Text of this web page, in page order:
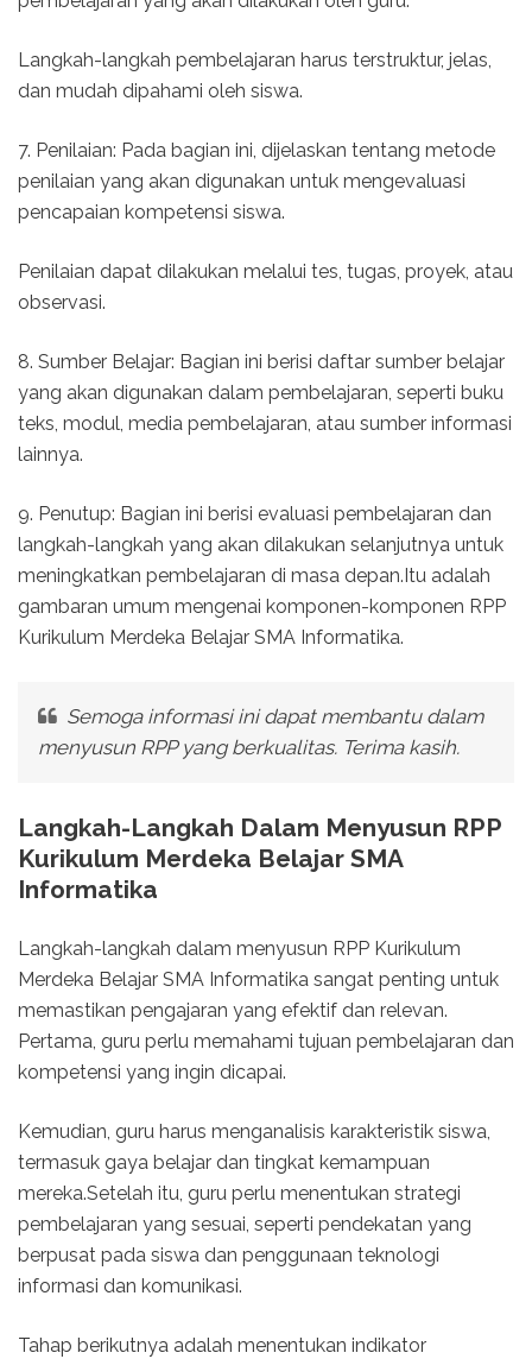
Langkah-langkah pembelajaran harus terstruktur, jelas,
dan mudah dipahami oleh siswa.
7. Penilaian: Pada bagian ini, dijelaskan tentang metode
penilaian yang akan digunakan untuk mengevaluasi
pencapaian kompetensi siswa.
Penilaian dapat dilakukan melalui tes, tugas, proyek, atau
observasi.
8. Sumber Belajar: Bagian ini berisi daftar sumber belajar
yang akan digunakan dalam pembelajaran, seperti buku
teks, modul, media pembelajaran, atau sumber informasi
lainnya.
9. Penutup: Bagian ini berisi evaluasi pembelajaran dan
langkah-langkah yang akan dilakukan selanjutnya untuk
meningkatkan pembelajaran di masa depan.Itu adalah
gambaran umum mengenai komponen-komponen RPP
Kurikulum Merdeka Belajar SMA Informatika.
Semoga informasi ini dapat membantu dalam
menyusun RPP yang berkualitas. Terima kasih.
Langkah-Langkah Dalam Menyusun RPP
Kurikulum Merdeka Belajar SMA
Informatika
Langkah-langkah dalam menyusun RPP Kurikulum
Merdeka Belajar SMA Informatika sangat penting untuk
memastikan pengajaran yang efektif dan relevan.
Pertama, guru perlu memahami tujuan pembelajaran dan
kompetensi yang ingin dicapai.
Kemudian, guru harus menganalisis karakteristik siswa,
termasuk gaya belajar dan tingkat kemampuan
mereka.Setelah itu, guru perlu menentukan strategi
pembelajaran yang sesuai, seperti pendekatan yang
berpusat pada siswa dan penggunaan teknologi
informasi dan komunikasi.
Tahap berikutnya adalah menentukan indikator